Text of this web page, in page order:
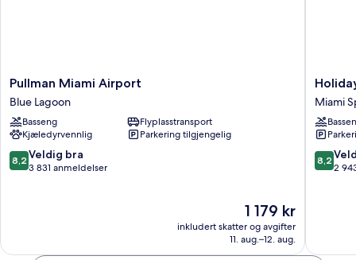
Pullman
Miami
Airport
Blue
Lagoon
Pullman Miami Airport
Blue Lagoon
Basseng
Flyplasstransport
Kjæledyrvennlig
Parkering tilgjengelig
8.2
av
8,2 Veldig bra
3 831 anmeldelser
Prisen
1 179 kr
1 179 kr
inkludert skatter og avgifter
11. aug.–12. aug.
Holiday
Inn
Miami
-
Airport
by
Miami
8.2
av
8,2
2